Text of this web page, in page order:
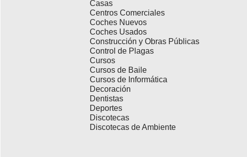
Casas
Centros Comerciales
Coches Nuevos
Coches Usados
Construcción y Obras Públicas
Control de Plagas
Cursos
Cursos de Baile
Cursos de Informática
Decoración
Dentistas
Deportes
Discotecas
Discotecas de Ambiente